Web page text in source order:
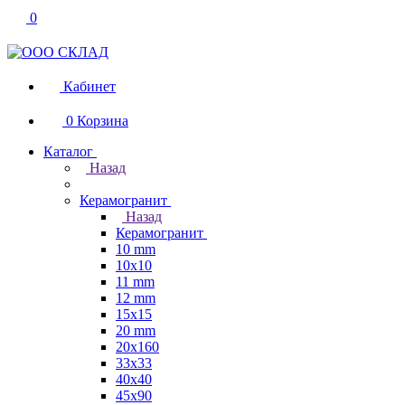
0
Кабинет
0 Корзина
Каталог
Назад
Керамогранит
Назад
Керамогранит
10 mm
10x10
11 mm
12 mm
15x15
20 mm
20х160
33x33
40х40
45x90